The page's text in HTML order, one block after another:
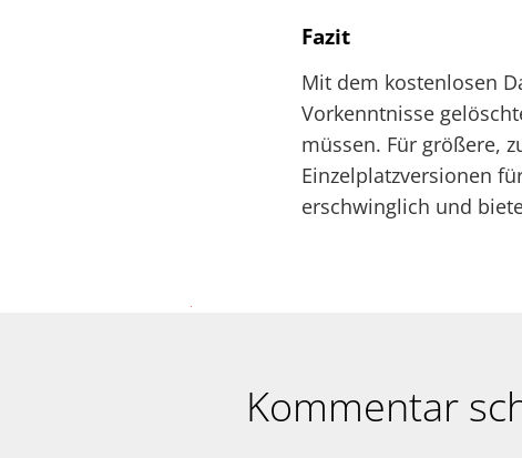
Fazit
Mit dem kostenlosen
Vorkenntnisse
müssen. Für größere,
Einzelplatzversionen
erschwinglich und
Kommentar